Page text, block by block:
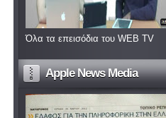
Όλα τα επεισόδια του WEB TV
Apple News Media